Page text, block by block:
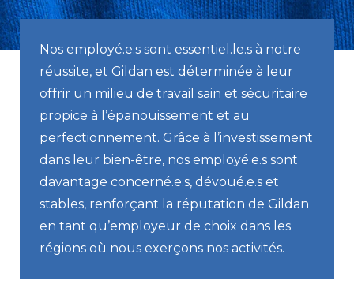
Investisseurs
Responsabilité
Médias
Carrières
Contact
Page d’accueil de Gildan et
Nos employé.e.s sont essentiel.le.s à notre
réussite, et Gildan est déterminée à leur
offrir un milieu de travail sain et sécuritaire
propice à l’épanouissement et au
perfectionnement. Grâce à l’investissement
dans leur bien-être, nos employé.e.s sont
davantage concerné.e.s, dévoué.e.s et
stables, renforçant la réputation de Gildan
en tant qu’employeur de choix dans les
régions où nous exerçons nos activités.